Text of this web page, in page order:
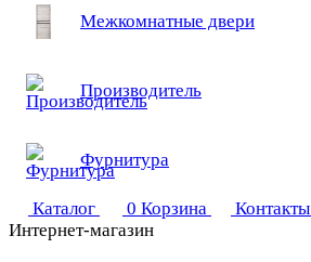
Межкомнатные двери
Производитель
Фурнитура
Каталог 0 Корзина Контакты
Интернет-магазин